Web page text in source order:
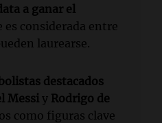
a ganar el
es considerada entre
laurearse.
destacados
Messi y Rodrigo de
como figuras clave